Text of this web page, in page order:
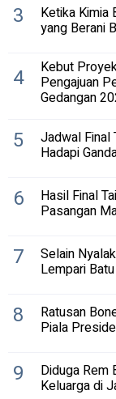
3 Ketika Kimia
yang Berani
4 Kebut
Pengajuan
Gedangan
5 Jadwal Final
Hadapi
6 Hasil Final
Pasangan
7 Selain
Lempari
8 Ratusan
Piala
9 Diduga Rem
Keluarga di